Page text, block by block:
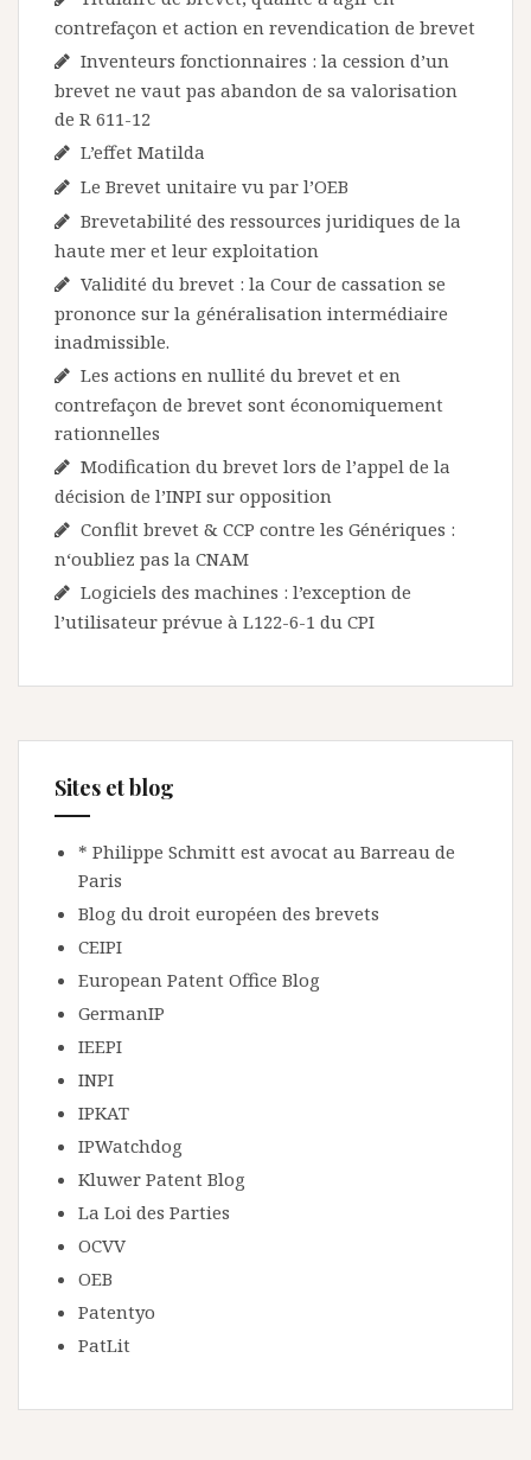
contrefaçon et action en revendication de brevet
Inventeurs fonctionnaires : la cession d’un
brevet ne vaut pas abandon de sa valorisation
de R 611-12
L’effet Matilda
Le Brevet unitaire vu par l’OEB
Brevetabilité des ressources juridiques de la
haute mer et leur exploitation
Validité du brevet : la Cour de cassation se
prononce sur la généralisation intermédiaire
inadmissible.
Les actions en nullité du brevet et en
contrefaçon de brevet sont économiquement
rationnelles
Modification du brevet lors de l’appel de la
décision de l’INPI sur opposition
Conflit brevet & CCP contre les Génériques :
n‘oubliez pas la CNAM
Logiciels des machines : l’exception de
l’utilisateur prévue à L122-6-1 du CPI
Sites et blog
* Philippe Schmitt est avocat au Barreau de
Paris
Blog du droit européen des brevets
CEIPI
European Patent Office Blog
GermanIP
IEEPI
INPI
IPKAT
IPWatchdog
Kluwer Patent Blog
La Loi des Parties
OCVV
OEB
Patentyo
PatLit